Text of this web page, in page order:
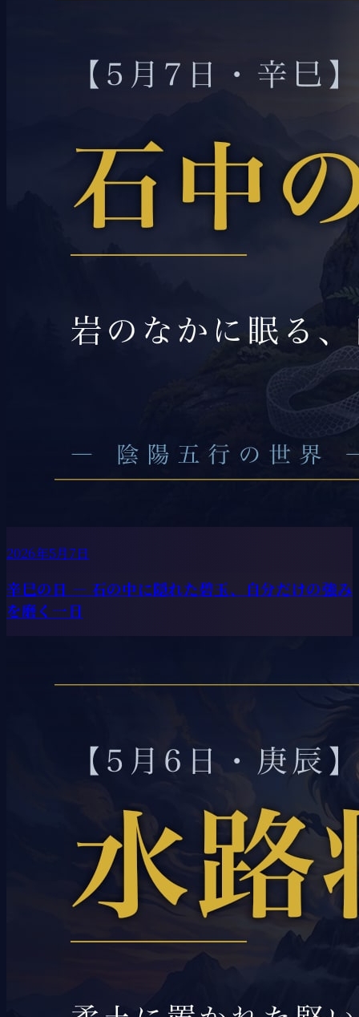
2026年5月7日
辛巳の日 ― 石の中に隠れた碧玉、自分だけの強み
を磨く一日